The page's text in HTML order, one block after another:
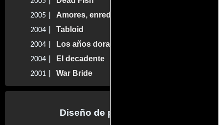
2005 | Amores, enredos y una boda
2004 | Tabloid
2004 | Los años dorados de Hollywood
2004 | El decadente
2001 | War Bride
Diseño de producción